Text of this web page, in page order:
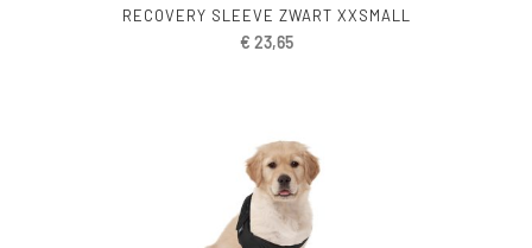
RECOVERY SLEEVE ZWART XXSMALL
€ 23,65